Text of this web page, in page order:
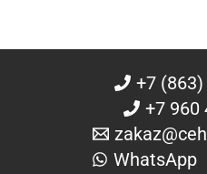
+7
+7 960
WhatsApp